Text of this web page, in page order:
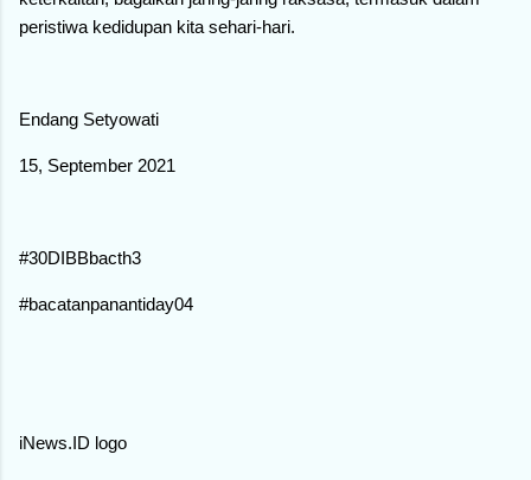
peristiwa kedidupan kita sehari-hari.
Endang Setyowati
15, September 2021
#30DIBBbacth3
#bacatanpanantiday04
iNews.ID logo